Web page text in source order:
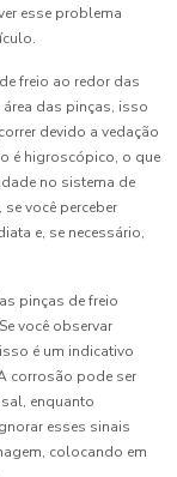
esse problema
freio ao redor das
das pinças, isso
devido a vedação
é higroscópico, o que
no sistema de
você perceber
e, se necessário,
pinças de freio
você observar
é um indicativo
corrosão pode ser
enquanto
esses sinais
colocando em